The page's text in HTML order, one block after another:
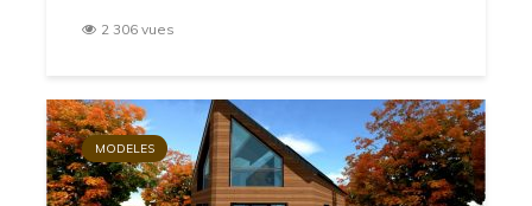
2 306 vues
MODELES